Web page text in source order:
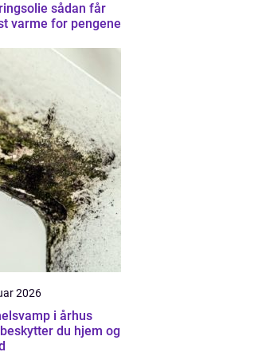
sådan får
varme for pengene
2026
i århus
du hjem og